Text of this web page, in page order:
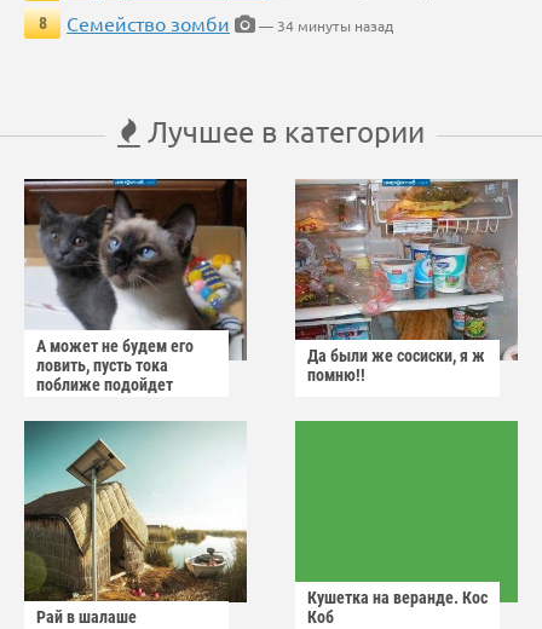
8
Семейство зомби — 34 минуты назад
Лучшее в категории
А может не будем его
ловить, пусть тока
поближе подойдет
Да были же сосиски, я ж
помню!!
Рай в шалаше
Кушетка на веранде. Кос
Коб